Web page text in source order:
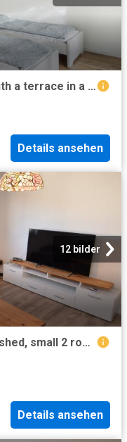
Modern, generous apartment with a terrace in a prime location in Kelsterbach
Details ansehen
12 bilder
City Residence: Practically furnished, small 2 room apartment on the western outskirts of the city – euhabitat
Details ansehen